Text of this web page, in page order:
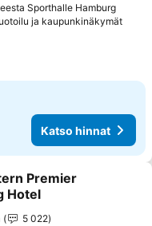
Sporthalle Hamburg
ja kaupunkinäkymät
Katso hinnat
Premier
Hotel
5 022